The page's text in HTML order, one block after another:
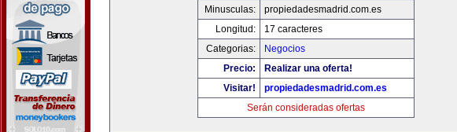
Minusculas:
propiedadesmadrid.com.es
Longitud:
17 caracteres
Categorias:
Negocios
Precio:
Realizar una oferta!
Visitar!
propiedadesmadrid.com.es
Serán consideradas ofertas